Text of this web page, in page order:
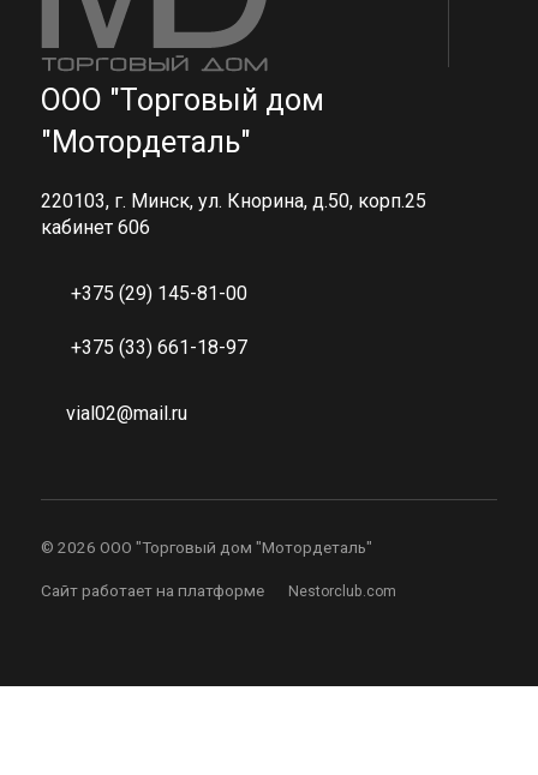
ООО "Торговый дом
"Мотордеталь"
220103, г. Минск, ул. Кнорина, д.50, корп.25
кабинет 606
+375 (29) 145-81-00
+375 (33) 661-18-97
vial02@mail.ru
© 2026 ООО "Торговый дом "Мотордеталь"
Сайт работает на платформе Nestorclub.com